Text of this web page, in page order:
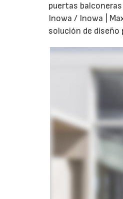
puertas
Inowa / Inowa |
solución de